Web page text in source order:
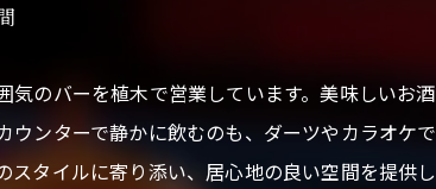
のバーを植木で営業しています。美味しいお酒
ウンターで静かに飲むのも、ダーツやカラオケで
タイルに寄り添い、居心地の良い空間を提供し